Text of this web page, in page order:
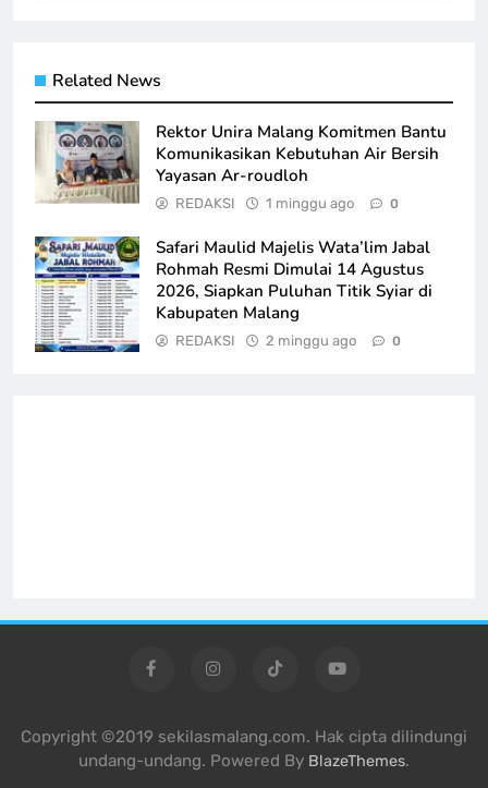
Related News
Rektor Unira Malang Komitmen Bantu
Komunikasikan Kebutuhan Air Bersih
Yayasan Ar-roudloh
REDAKSI 1 minggu ago 0
Safari Maulid Majelis Wata’lim Jabal
Rohmah Resmi Dimulai 14 Agustus
2026, Siapkan Puluhan Titik Syiar di
Kabupaten Malang
REDAKSI 2 minggu ago 0